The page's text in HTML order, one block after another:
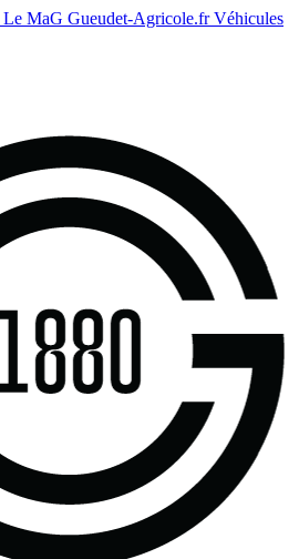
Le MaG Gueudet-Agricole.frVéhicules